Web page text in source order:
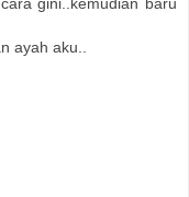
ayah aku..